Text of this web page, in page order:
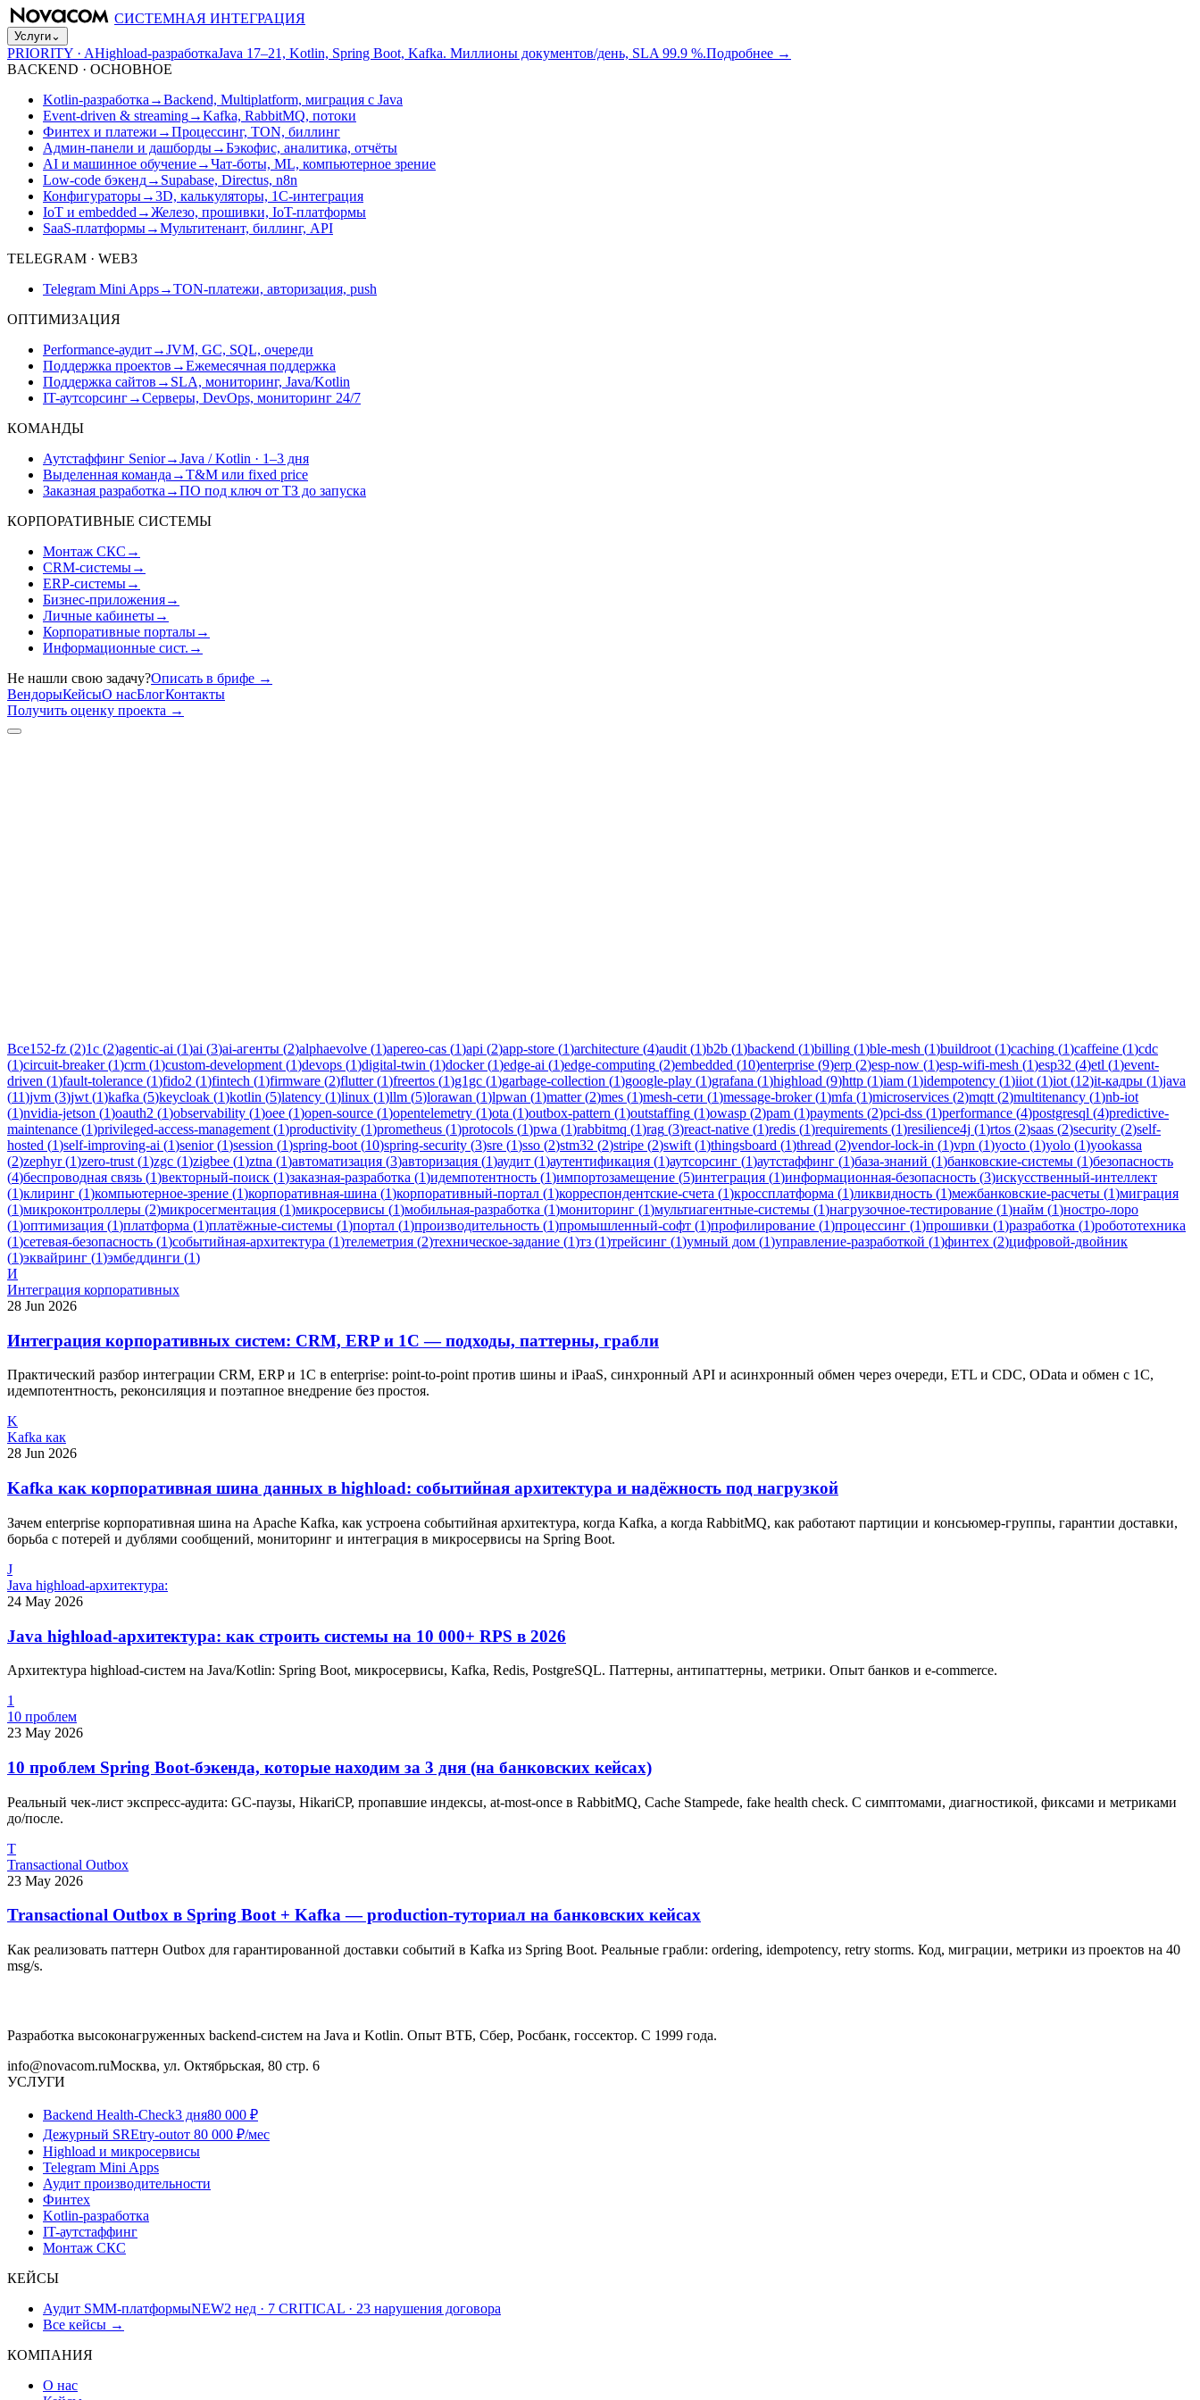
СИСТЕМНАЯ ИНТЕГРАЦИЯ
Услуги⌄
PRIORITY · AHighload-разработкаJava 17–21, Kotlin, Spring Boot, Kafka. Миллионы документов/день, SLA 99.9 %.Подробнее →
BACKEND · ОСНОВНОЕ
Kotlin-разработка →Backend, Multiplatform, миграция с Java
Event-driven & streaming→Kafka, RabbitMQ, потоки
Финтех и платежи →Процессинг, TON, биллинг
Админ-панели и дашборды→Бэкофис, аналитика, отчёты
AI и машинное обучение→Чат-боты, ML, компьютерное зрение
Low-code бэкенд→ Supabase, Directus, n8n
Конфигураторы→3D, калькуляторы, 1С-интеграция
IoT и embedded →Железо, прошивки, IoT-платформы
SaaS-платформы→Мультитенант, биллинг, API
TELEGRAM · WEB3
Telegram Mini Apps→TON-платежи, авторизация, push
ОПТИМИЗАЦИЯ
Performance-аудит→JVM, GC, SQL, очереди
Поддержка проектов →Ежемесячная поддержка
Поддержка сайтов → SLA, мониторинг, Java/Kotlin
IT-аутсорсинг→Серверы, DevOps, мониторинг 24/7
КОМАНДЫ
Аутстаффинг Senior→Java / Kotlin · 1–3 дня
Выделенная команда →T&M или fixed price
Заказная разработка →ПО под ключ от ТЗ до запуска
КОРПОРАТИВНЫЕ СИСТЕМЫ
Монтаж СКС →
CRM-системы→
ERP-системы→
Бизнес-приложения→
Личные кабинеты→
Корпоративные порталы→
Информационные сист. →
Не нашли свою задачу?Описать в брифе →
ВендорыКейсыО насБлогКонтакты
Получить оценку проекта →
Все152-fz (2)1c (2)agentic-ai (1)ai (3)ai-агенты (2)alphaevolve (1)apereo-cas (1)api (2)app-store (1)architecture (4)audit (1)b2b (1)backend (1)billing (1)ble-mesh (1)buildroot (1)caching (1)caffeine (1)cdc
(1)circuit-breaker(1)crm (1)custom-development (1)devops (1)digital-twin (1)docker(1)edge-ai (1)edge-computing (2)embedded (10)enterprise (9)erp (2)esp-now (1)esp-wifi-mesh (1)esp32 (4)etl (1)event-
driven (1)fault-tolerance (1)fido2 (1)fintech (1)firmware (2)flutter(1)freertos (1)g1gc (1)garbage-collection (1)google-play (1)grafana (1)highload (9)http (1)iam (1)idempotency (1)iiot (1)iot (12)it-кадры (1)java
(11)jvm (3)jwt (1)kafka (5)keycloak (1)kotlin (5)latency (1)linux (1)llm (5)lorawan (1)lpwan (1)matter(2)mes (1)mesh-сети (1)message-broker(1)mfa (1)microservices (2)mqtt (2)multitenancy (1)nb-iot
(1)nvidia-jetson (1)oauth2 (1)observability (1)oee (1)open-source (1)opentelemetry (1)ota (1)outbox-pattern (1)outstaffing (1)owasp (2)pam (1)payments (2)pci-dss (1)performance (4)postgresql (4)predictive-
maintenance (1)privileged-access-management (1)productivity (1)prometheus (1)protocols (1)pwa (1)rabbitmq (1)rag (3)react-native (1)redis (1)requirements (1)resilience4j (1)rtos (2)saas (2)security (2)self-
hosted (1)self-improving-ai (1)senior(1)session (1)spring-boot (10)spring-security (3)sre (1)sso (2)stm32 (2)stripe (2)swift (1)thingsboard (1)thread (2)vendor-lock-in (1)vpn (1)yocto (1)yolo (1)yookassa
(2)zephyr(1)zero-trust (1)zgc (1)zigbee (1)ztna (1)автоматизация (3)авторизация (1)аудит (1)аутентификация (1)аутсорсинг (1)аутстаффинг (1)база-знаний (1)банковские-системы (1)безопасность
(4)беспроводная связь (1)векторный-поиск (1)заказная-разработка (1)идемпотентность (1)импортозамещение (5)интеграция (1)информационная-безопасность (3)искусственный-интеллект
(1)клиринг (1)компьютерное-зрение (1)корпоративная-шина (1)корпоративный-портал (1)корреспондентские-счета (1)кроссплатформа (1)ликвидность (1)межбанковские-расчеты (1)миграция
(1)микроконтроллеры (2)микросегментация (1)микросервисы (1)мобильная-разработка (1)мониторинг (1)мультиагентные-системы (1)нагрузочное-тестирование (1)найм (1)ностро-лоро
(1)оптимизация (1)платформа (1)платёжные-системы (1)портал (1)производительность (1)промышленный-софт (1)профилирование (1)процессинг (1)прошивки (1)разработка (1)робототехника
(1)сетевая-безопасность (1)событийная-архитектура (1)телеметрия (2)техническое-задание (1)тз (1)трейсинг (1)умный дом (1)управление-разработкой (1)финтех (2)цифровой-двойник
(1)эквайринг (1)эмбеддинги (1)
И
Интеграция корпоративных
28 Jun 2026
Интеграция корпоративных систем: CRM, ERP и 1С — подходы, паттерны, грабли
Практический разбор интеграции CRM, ERP и 1С в enterprise: point-to-point против шины и iPaaS, синхронный API и асинхронный обмен через очереди, ETL и CDC, OData и обмен с 1С,
идемпотентность, реконсиляция и поэтапное внедрение без простоя.
K
Kafka как
28 Jun 2026
Kafka как корпоративная шина данных в highload: событийная архитектура и надёжность под нагрузкой
Зачем enterprise корпоративная шина на Apache Kafka, как устроена событийная архитектура, когда Kafka, а когда RabbitMQ, как работают партиции и консьюмер-группы, гарантии доставки,
борьба с потерей и дублями сообщений, мониторинг и интеграция в микросервисы на Spring Boot.
J
Java highload-архитектура:
24 May 2026
Java highload-архитектура: как строить системы на 10 000+ RPS в 2026
Архитектура highload-систем на Java/Kotlin: Spring Boot, микросервисы, Kafka, Redis, PostgreSQL. Паттерны, антипаттерны, метрики. Опыт банков и e-commerce.
1
10 проблем
23 May 2026
10 проблем Spring Boot-бэкенда, которые находим за 3 дня (на банковских кейсах)
Реальный чек-лист экспресс-аудита: GC-паузы, HikariCP, пропавшие индексы, at-most-once в RabbitMQ, Cache Stampede, fake health check. С симптомами, диагностикой, фиксами и метриками
до/после.
T
Transactional Outbox
23 May 2026
Transactional Outbox в Spring Boot + Kafka — production-туториал на банковских кейсах
Как реализовать паттерн Outbox для гарантированной доставки событий в Kafka из Spring Boot. Реальные грабли: ordering, idempotency, retry storms. Код, миграции, метрики из проектов на 40
msg/s.
Разработка высоконагруженных backend-систем на Java и Kotlin. Опыт ВТБ, Сбер, Росбанк, госсектор. С 1999 года.
info@novacom.ruМосква, ул. Октябрьская, 80 стр. 6
УСЛУГИ
Backend Health-Check3 дня80 000 ₽
Дежурный SREtry-outот 80 000 ₽/мес
Highload и микросервисы
Telegram Mini Apps
Аудит производительности
Финтех
Kotlin-разработка
IT-аутстаффинг
Монтаж СКС
КЕЙСЫ
Аудит SMM-платформыNEW2 нед · 7 CRITICAL · 23 нарушения договора
Все кейсы →
КОМПАНИЯ
О нас